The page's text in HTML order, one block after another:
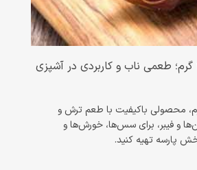
تمر هندی شیپ 250 گرم؛ طعمی ناب و کاربردی در آشپزی
هندی شیپ 250 گرم، محصولی باکیفیت با طعم ترش و
و فیبر، برای سس‌ها، خورش‌ها و
پارسه تهیه کنید.